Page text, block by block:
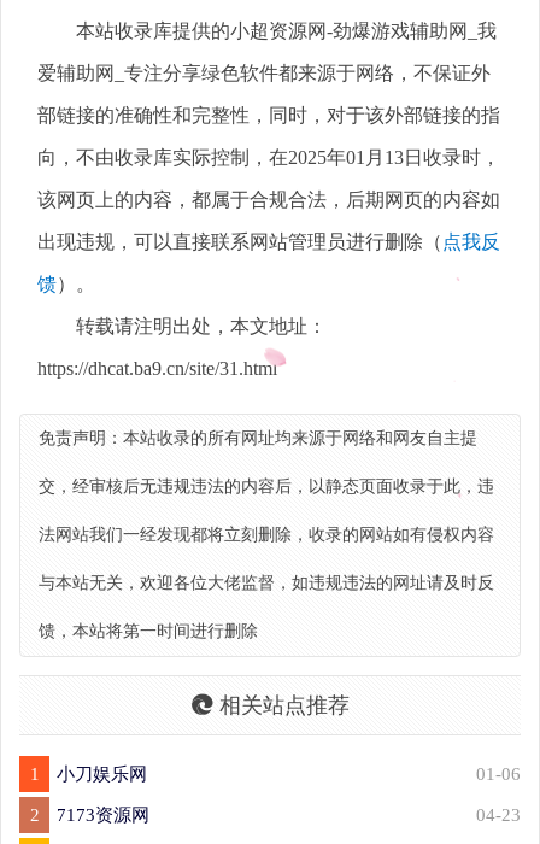
本站收录库提供的小超资源网-劲爆游戏辅助网_我
爱辅助网_专注分享绿色软件都来源于网络，不保证外
部链接的准确性和完整性，同时，对于该外部链接的指
向，不由收录库实际控制，在2025年01月13日收录时，
该网页上的内容，都属于合规合法，后期网页的内容如
出现违规，可以直接联系网站管理员进行删除（ 点我反
馈）。
转载请注明出处，本文地址：
https://dhcat.ba9.cn/site/31.html
免责声明：本站收录的所有网址均来源于网络和网友自主提
交，经审核后无违规违法的内容后，以静态页面收录于此，违
法网站我们一经发现都将立刻删除，收录的网站如有侵权内容
与本站无关，欢迎各位大佬监督，如违规违法的网址请及时反
馈，本站将第一时间进行删除
相关站点推荐
1 小刀娱乐网 01-06
2 7173资源网 04-23